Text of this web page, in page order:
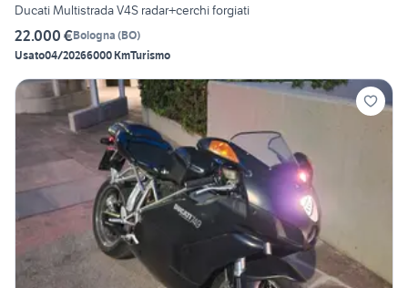
Ducati Multistrada V4S radar+cerchi forgiati
22.000 €Bologna (BO)
Usato04/20266000 KmTurismo